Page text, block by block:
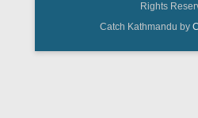
Rights
Catch Kathmandu by